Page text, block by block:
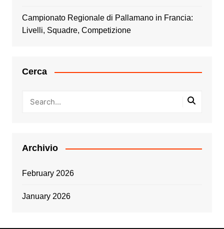
Campionato Regionale di Pallamano in Francia:
Livelli, Squadre, Competizione
Cerca
Archivio
February 2026
January 2026